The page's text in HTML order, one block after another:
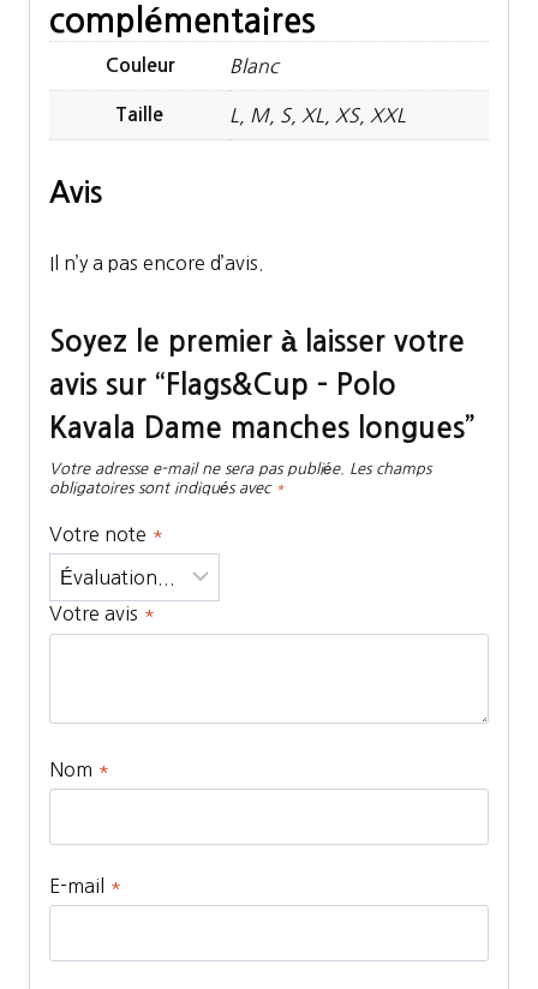
complémentaires
Couleur Blanc
Taille L, M, S, XL, XS, XXL
Avis
Il n’y a pas encore d’avis.
Soyez le premier à laisser votre
avis sur “Flags&Cup – Polo
Kavala Dame manches longues”
Votre adresse e-mail ne sera pas publiée.
Les champs
obligatoires sont indiqués avec *
Votre note *
Votre avis *
Nom *
E-mail *